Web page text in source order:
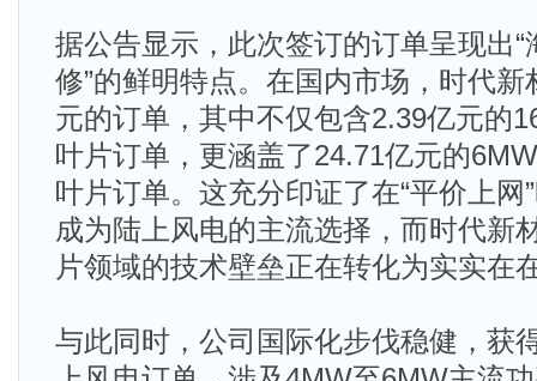
据公告显示，此次签订的订单呈现出
修”的鲜明特点。在国内市场，时代
元的订单，其中不仅包含2.39亿元的
叶片订单，更涵盖了24.71亿元的
叶片订单。这充分印证了在“平价上网
成为陆上风电的主流选择，而时代新
片领域的技术壁垒正在转化为实实在
与此同时，公司国际化步伐稳健，获